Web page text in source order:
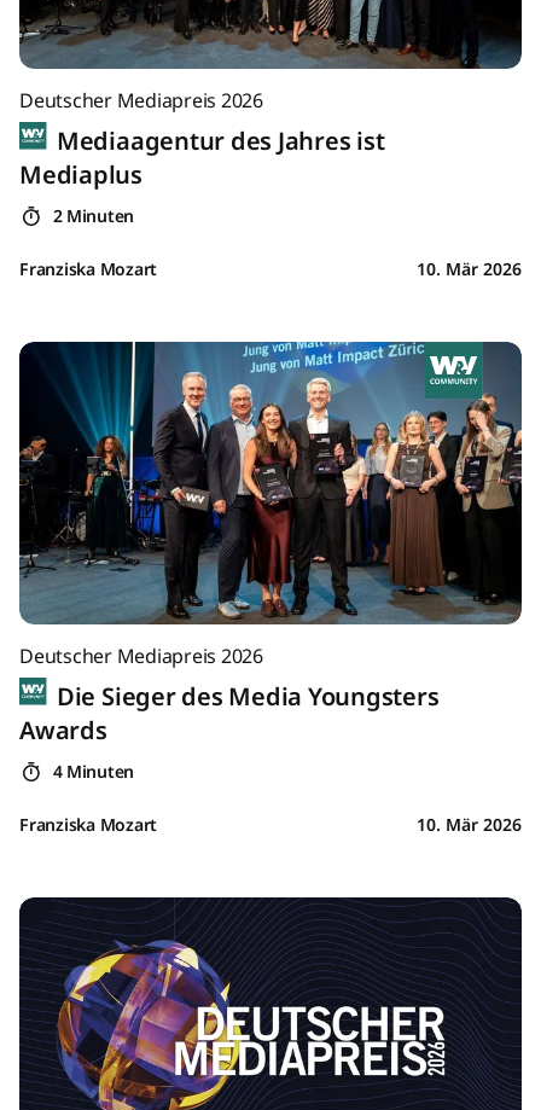
Deutscher Mediapreis 2026
Mediaagentur des Jahres ist
Mediaplus
2 Minuten
Franziska Mozart 10. Mär 2026
Deutscher Mediapreis 2026
Die Sieger des Media Youngsters
Awards
4 Minuten
Franziska Mozart 10. Mär 2026